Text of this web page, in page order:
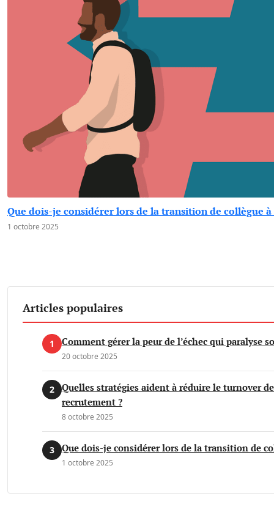
Que dois-je considérer lors de la transition de collègue à
1 octobre 2025
Articles populaires
1 Comment gérer la peur de l’échec qui paralyse
20 octobre 2025
2
Quelles stratégies aident à réduire le turnover
recrutement ?
8 octobre 2025
3 Que dois-je considérer lors de la transition de
1 octobre 2025